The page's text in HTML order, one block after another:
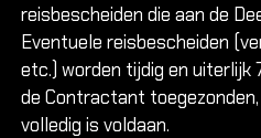
reisbescheiden die aan de
Eventuele reisbescheiden
etc.) worden tijdig en uiterlijk
de Contractant
volledig is voldaan.